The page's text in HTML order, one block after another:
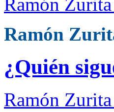
Ramón
Ramón
¿Quién
Ramón